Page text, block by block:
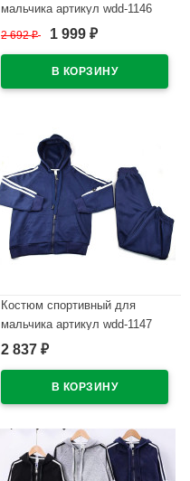
мальчика артикул wdd-1146
размер 32/128-46/170 цвет
2 692₽ 1 999 ₽
Костюм спортивный для
мальчика артикул wdd-1147
размер 32/128-46/170 цвет
2 837 ₽